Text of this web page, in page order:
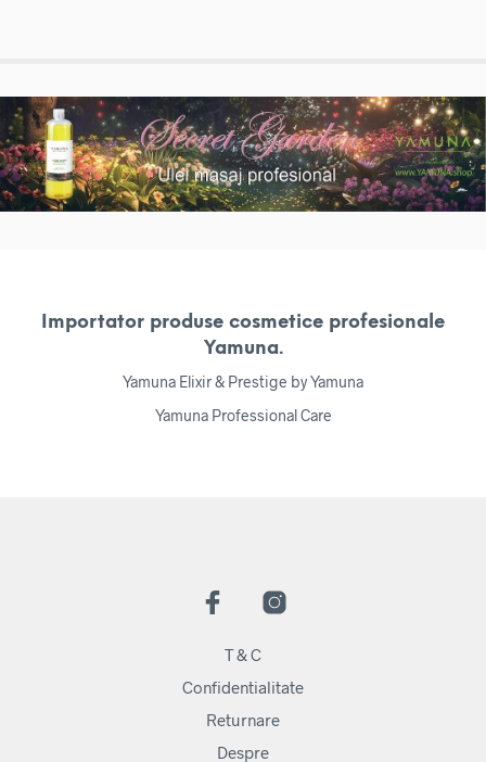
Importator produse cosmetice profesionale
Yamuna.
Yamuna Elixir & Prestige by Yamuna
Yamuna Professional Care
T & C
Confidentialitate
Returnare
Despre